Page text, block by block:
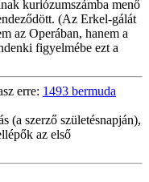
kuriózumszámba menő
(Az Erkel-gálát
az Operában, hanem a
figyelmébe ezt a
erre: 1493 bermuda
(a szerző születésnapján),
az első